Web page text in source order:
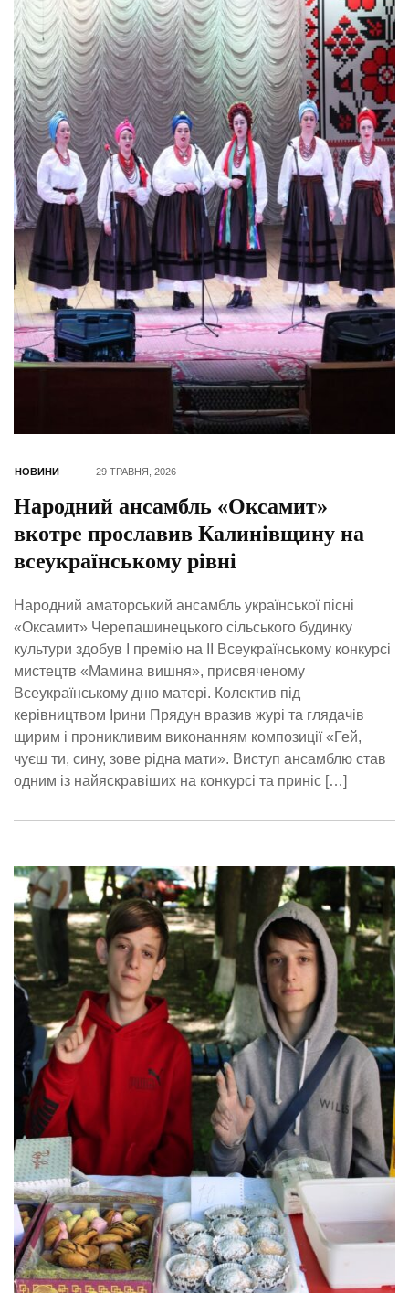
НОВИНИ 29 ТРАВНЯ, 2026
Народний ансамбль «Оксамит»
вкотре прославив Калинівщину на
всеукраїнському рівні
Народний аматорський ансамбль української пісні
«Оксамит» Черепашинецького сільського будинку
культури здобув І премію на ІІ Всеукраїнському конкурсі
мистецтв «Мамина вишня», присвяченому
Всеукраїнському дню матері. Колектив під
керівництвом Ірини Прядун вразив журі та глядачів
щирим і проникливим виконанням композиції «Гей,
чуєш ти, сину, зове рідна мати». Виступ ансамблю став
одним із найяскравіших на конкурсі та приніс […]